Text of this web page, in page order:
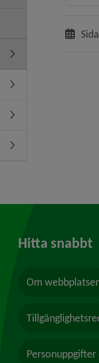
Undermeny för
Undermeny för
Undermeny för
Undermeny för Ras och
i nytt fönster.
Hitta snabbt
Om